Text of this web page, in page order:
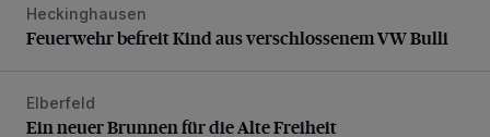
Feuerwehr befreit Kind aus verschlossenem VW Bulli
Heckinghausen
Feuerwehr befreit Kind aus verschlossenem VW Bulli
Ein neuer Brunnen für die Alte Freiheit
Elberfeld
Ein neuer Brunnen für die Alte Freiheit